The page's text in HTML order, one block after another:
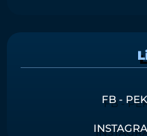
FB -